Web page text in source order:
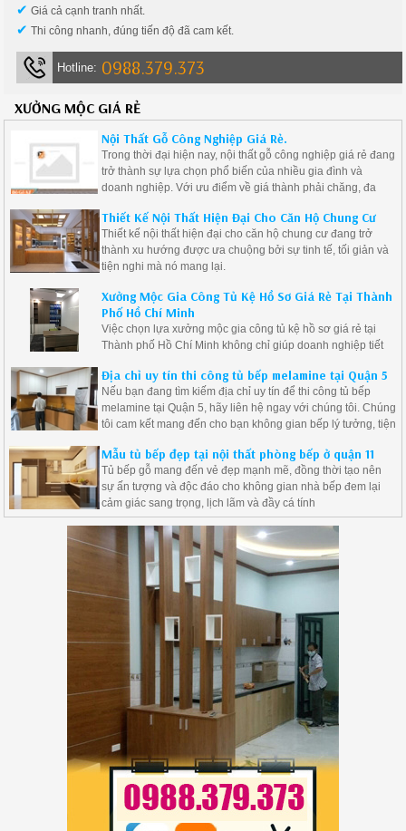
✔ Giá cả cạnh tranh nhất.
✔ Thi công nhanh, đúng tiến độ đã cam kết.
Hotline: 0988.379.373
XƯỞNG MỘC GIÁ RẺ
Nội Thất Gỗ Công Nghiệp Giá Rẻ.
Trong thời đại hiện nay, nội thất gỗ công nghiệp giá rẻ đang
trở thành sự lựa chọn phổ biến của nhiều gia đình và
doanh nghiệp. Với ưu điểm về giá thành phải chăng, đa
pháp lý tưởng cho những ai muốn tạo ra không gian sống
hiện đại mà vẫn tiết kiệm chi phí.
Thiết Kế Nội Thất Hiện Đại Cho Căn Hộ Chung Cư
Thiết kế nội thất hiện đại cho căn hộ chung cư đang trở
thành xu hướng được ưa chuộng bởi sự tinh tế, tối giản và
tiện nghi mà nó mang lại.
Xưởng Mộc Gia Công Tủ Kệ Hồ Sơ Giá Rẻ Tại Thành
Phố Hồ Chí Minh
Việc chọn lựa xưởng mộc gia công tủ kệ hồ sơ giá rẻ tại
Thành phố Hồ Chí Minh không chỉ giúp doanh nghiệp tiết
Địa chỉ uy tín thi công tủ bếp melamine tại Quận 5
Nếu bạn đang tìm kiếm địa chỉ uy tín để thi công tủ bếp
melamine tại Quận 5, hãy liên hệ ngay với chúng tôi. Chúng
tôi cam kết mang đến cho bạn không gian bếp lý tưởng, tiện
Mẫu tủ bếp đẹp tại nội thất phòng bếp ở quận 11
Tủ bếp gỗ mang đến vẻ đẹp mạnh mẽ, đồng thời tạo nên
sự ấn tượng và độc đáo cho không gian nhà bếp đem lại
cảm giác sang trọng, lịch lãm và đầy cá tính